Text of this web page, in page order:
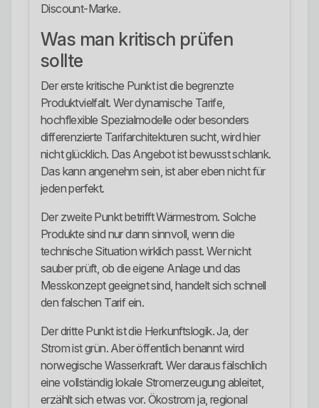
Discount-Marke.
Was man kritisch prüfen
sollte
Der erste kritische Punkt ist die begrenzte
Produktvielfalt. Wer dynamische Tarife,
hochflexible Spezialmodelle oder besonders
differenzierte Tarifarchitekturen sucht, wird hier
nicht glücklich. Das Angebot ist bewusst schlank.
Das kann angenehm sein, ist aber eben nicht für
jeden perfekt.
Der zweite Punkt betrifft Wärmestrom. Solche
Produkte sind nur dann sinnvoll, wenn die
technische Situation wirklich passt. Wer nicht
sauber prüft, ob die eigene Anlage und das
Messkonzept geeignet sind, handelt sich schnell
den falschen Tarif ein.
Der dritte Punkt ist die Herkunftslogik. Ja, der
Strom ist grün. Aber öffentlich benannt wird
norwegische Wasserkraft. Wer daraus fälschlich
eine vollständig lokale Stromerzeugung ableitet,
erzählt sich etwas vor. Ökostrom ja, regional